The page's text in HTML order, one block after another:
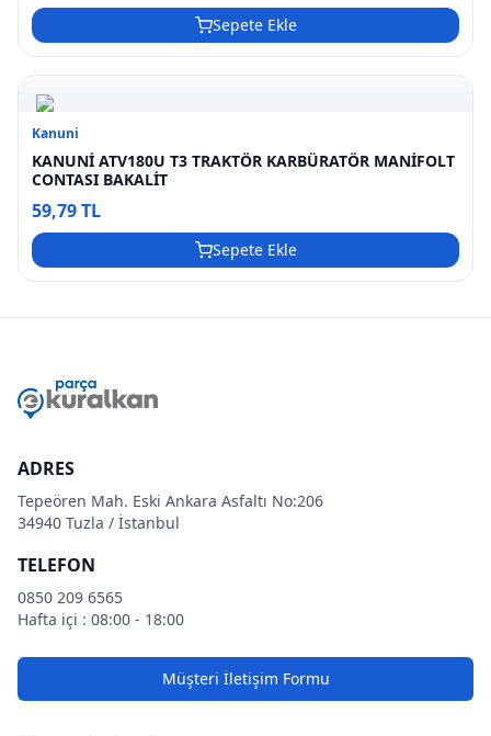
Sepete Ekle
Kanuni
KANUNİ ATV180U T3 TRAKTÖR KARBÜRATÖR MANİFOLT
CONTASI BAKALİT
59,79 TL
Sepete Ekle
ADRES
Tepeören Mah. Eski Ankara Asfaltı No:206
34940 Tuzla / İstanbul
TELEFON
0850 209 6565
Hafta içi : 08:00 - 18:00
Müşteri İletişim Formu